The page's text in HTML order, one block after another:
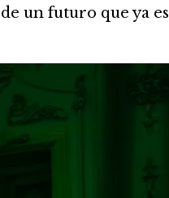
un futuro que ya es